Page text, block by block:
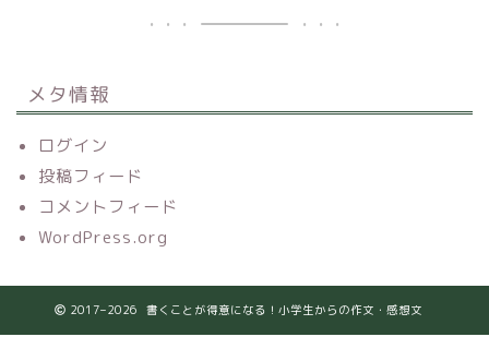
メタ情報
ログイン
投稿フィード
コメントフィード
WordPress.org
2017–2026 書くことが得意になる！小学生からの作文・感想文